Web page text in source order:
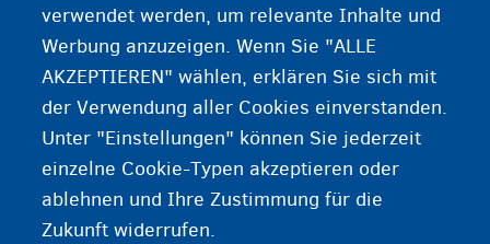
Ciré, französischsprachiger Teil Belgiens
verwendet werden, um relevante Inhalte und
Werbung anzuzeigen. Wenn Sie "ALLE
AKZEPTIEREN" wählen, erklären Sie sich mit
der Verwendung aller Cookies einverstanden.
Unter "Einstellungen" können Sie jederzeit
einzelne Cookie-Typen akzeptieren oder
ablehnen und Ihre Zustimmung für die
Zukunft widerrufen.